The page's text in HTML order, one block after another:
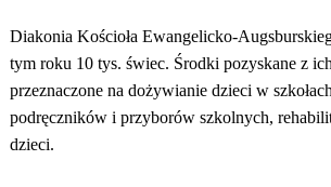
Diakonia Kościoła Ewangelicko-
tym roku 10 tys. świec. Środki pozyskane z
przeznaczone na dożywianie dzieci w
podręczników i przyborów szkolnych,
dzieci.